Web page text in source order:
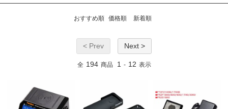
おすすめ順 価格順 新着順
< Prev Next >
全 194 商品 1 - 12 表示